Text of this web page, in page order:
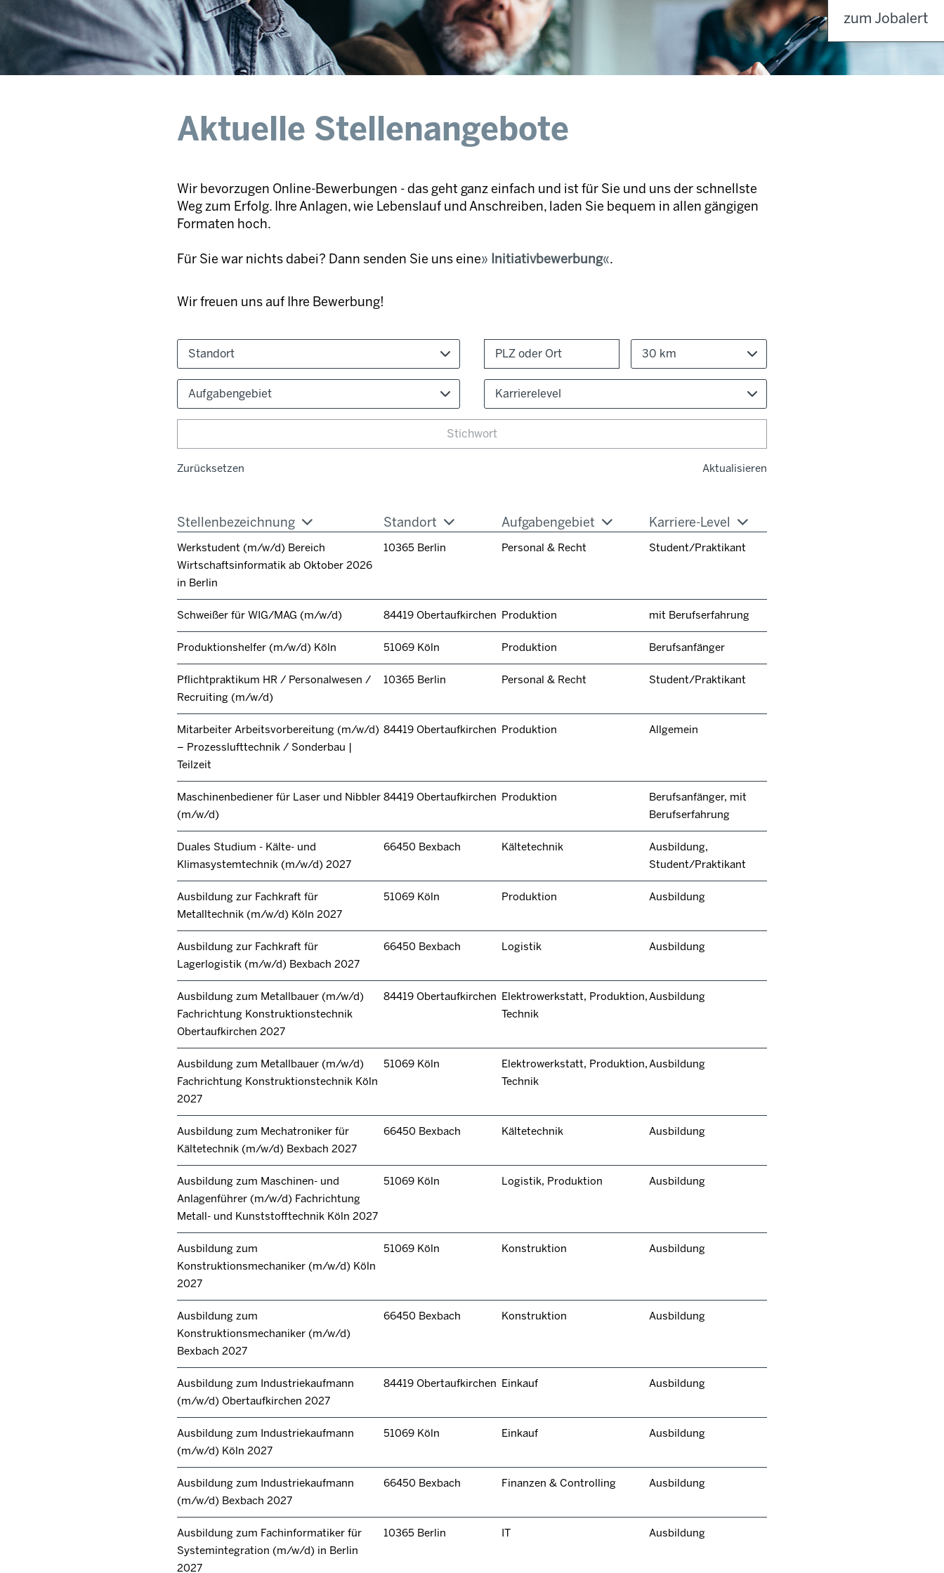
Aktuelle Stellenangebote
Wir bevorzugen Online-Bewerbungen - das geht ganz einfach und ist für Sie und uns der schnellste
Weg zum Erfolg. Ihre Anlagen, wie Lebenslauf und Anschreiben, laden Sie bequem in allen gängigen
Formaten hoch.
Für Sie war nichts dabei? Dann senden Sie uns eine Initiativbewerbung .
Wir freuen uns auf Ihre Bewerbung!
Standort 30 km
Aufgabengebiet Karrierelevel
Zurücksetzen Aktualisieren
Stellenbezeichnung Standort Aufgabengebiet Karriere-Level
Werkstudent (m/w/d) Bereich
Wirtschaftsinformatik ab Oktober 2026
in Berlin
10365 Berlin Personal & Recht Student/Praktikant
Schweißer für WIG/MAG (m/w/d) 84419 Obertaufkirchen Produktion mit Berufserfahrung
Produktionshelfer (m/w/d) Köln 51069 Köln Produktion Berufsanfänger
Pflichtpraktikum HR / Personalwesen /
Recruiting (m/w/d)
10365 Berlin Personal & Recht Student/Praktikant
Mitarbeiter Arbeitsvorbereitung (m/w/d)
– Prozesslufttechnik / Sonderbau |
Teilzeit
84419 Obertaufkirchen Produktion Allgemein
Maschinenbediener für Laser und Nibbler
(m/w/d)
84419 Obertaufkirchen Produktion
Berufsanfänger, mit
Berufserfahrung
Duales Studium - Kälte- und
Klimasystemtechnik (m/w/d) 2027
66450 Bexbach Kältetechnik
Ausbildung,
Student/Praktikant
Ausbildung zur Fachkraft für
Metalltechnik (m/w/d) Köln 2027
51069 Köln Produktion Ausbildung
Ausbildung zur Fachkraft für
Lagerlogistik (m/w/d) Bexbach 2027
66450 Bexbach Logistik Ausbildung
Ausbildung zum Metallbauer (m/w/d)
Fachrichtung Konstruktionstechnik
Obertaufkirchen 2027
84419 Obertaufkirchen Elektrowerkstatt, Produktion,
Technik
Ausbildung
Ausbildung zum Metallbauer (m/w/d)
Fachrichtung Konstruktionstechnik Köln
2027
51069 Köln
Elektrowerkstatt, Produktion,
Technik
Ausbildung
Ausbildung zum Mechatroniker für
Kältetechnik (m/w/d) Bexbach 2027
66450 Bexbach Kältetechnik Ausbildung
Ausbildung zum Maschinen- und
Anlagenführer (m/w/d) Fachrichtung
Metall- und Kunststofftechnik Köln 2027
51069 Köln Logistik, Produktion Ausbildung
Ausbildung zum
Konstruktionsmechaniker (m/w/d) Köln
2027
51069 Köln Konstruktion Ausbildung
Ausbildung zum
Konstruktionsmechaniker (m/w/d)
Bexbach 2027
66450 Bexbach Konstruktion Ausbildung
Ausbildung zum Industriekaufmann
(m/w/d) Obertaufkirchen 2027
84419 Obertaufkirchen Einkauf Ausbildung
Ausbildung zum Industriekaufmann
(m/w/d) Köln 2027
51069 Köln Einkauf Ausbildung
Ausbildung zum Industriekaufmann
(m/w/d) Bexbach 2027
66450 Bexbach Finanzen & Controlling Ausbildung
Ausbildung zum Fachinformatiker für
Systemintegration (m/w/d) in Berlin
2027
10365 Berlin IT Ausbildung
zum Jobalert